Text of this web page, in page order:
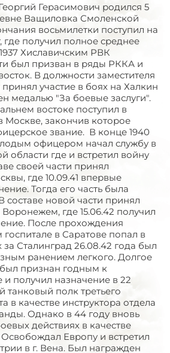
Герасимович родился 5
Ващиловка Смоленской
восьмилетки поступил на
где получил полное среднее
Хиславичским РВК
был призван в ряды РККА и
В должности заместителя
участие в боях на Халкин
медалью "За боевые заслуги".
востоке поступил в
Москве, закончив которое
звание. В конце 1940
офицером начал службу в
области где и встретил войну
своей части принял
где 10.09.41 впервые
Тогда его часть была
новой части принял
где 15.06.42 получил
После прохождения
в Саратове попал в
за Сталинград 26.08.42 года был
ранением легкого. Долгое
признан годным к
и получил назначение в 22
танковый полк третьего
в качестве инструктора отдела
Однако в 44 году вновь
действиях в качестве
Европу и встретил
в г. Вена. Был награжден